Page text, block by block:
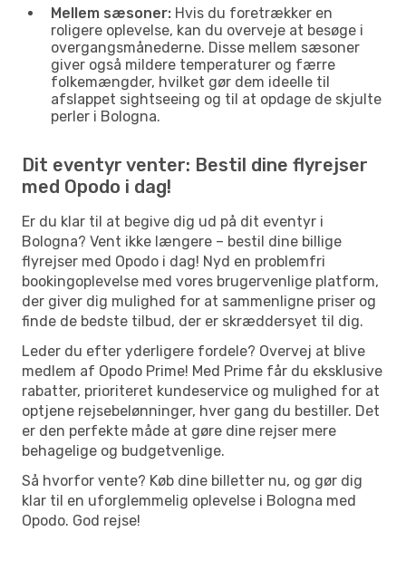
Mellem sæsoner: Hvis du foretrækker en
roligere oplevelse, kan du overveje at besøge i
overgangsmånederne. Disse mellem sæsoner
giver også mildere temperaturer og færre
folkemængder, hvilket gør dem ideelle til
afslappet sightseeing og til at opdage de skjulte
perler i Bologna.
Dit eventyr venter: Bestil dine flyrejser
med Opodo i dag!
Er du klar til at begive dig ud på dit eventyr i
Bologna? Vent ikke længere – bestil dine billige
flyrejser med Opodo i dag! Nyd en problemfri
bookingoplevelse med vores brugervenlige platform,
der giver dig mulighed for at sammenligne priser og
finde de bedste tilbud, der er skræddersyet til dig.
Leder du efter yderligere fordele? Overvej at blive
medlem af Opodo Prime! Med Prime får du eksklusive
rabatter, prioriteret kundeservice og mulighed for at
optjene rejsebelønninger, hver gang du bestiller. Det
er den perfekte måde at gøre dine rejser mere
behagelige og budgetvenlige.
Så hvorfor vente? Køb dine billetter nu, og gør dig
klar til en uforglemmelig oplevelse i Bologna med
Opodo. God rejse!